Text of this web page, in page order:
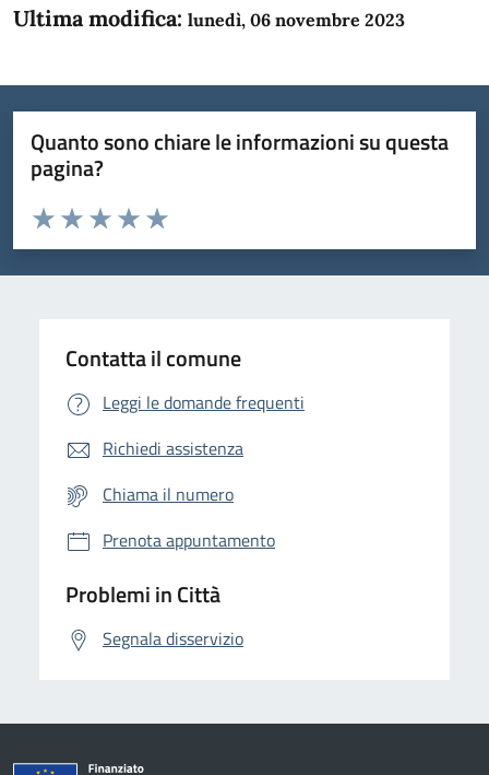
Ultima modifica: lunedì, 06 novembre 2023
Quanto sono chiare le informazioni su questa
pagina?
Domanda
Valuta da 1 a 5 stelle la pagina
Valuta 5 stelle su 5
Valuta 4 stelle su 5
Valuta 3 stelle su 5
Valuta 2 stelle su 5
Valuta 1 stelle su 5
Contatta il comune
Leggi le domande frequenti
Richiedi assistenza
Chiama il numero
Prenota appuntamento
Problemi in Città
Segnala disservizio